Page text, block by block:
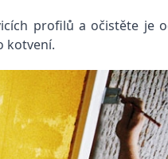
profilů a očistěte je
kotvení.